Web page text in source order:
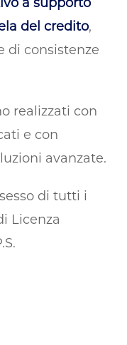
del credito,
di consistenze
realizzati con
e con
avanzate.
di tutti i
Licenza